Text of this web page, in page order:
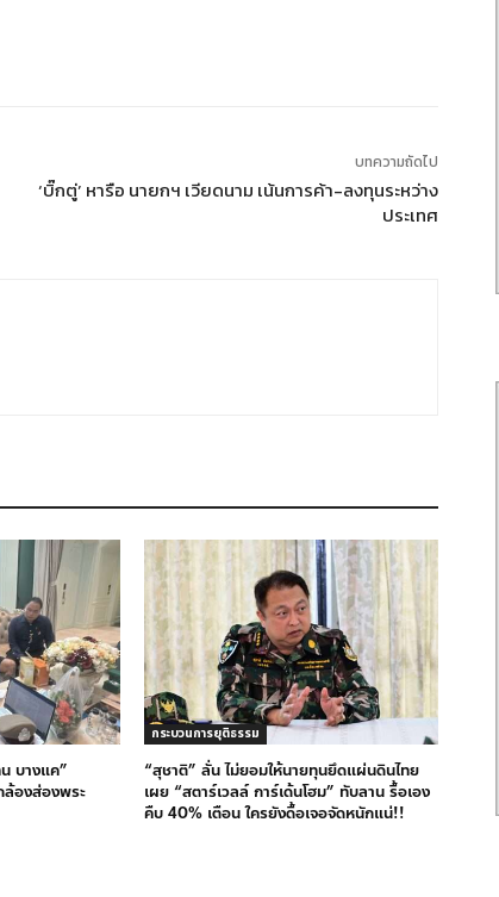
บทความถัดไป
‘บิ๊กตู่’ หารือ นายกฯ เวียดนาม เน้นการค้า-ลงทุนระหว่าง
ประเทศ
บางแค”
ล้องส่องพระ
กระบวนการยุติธรรม
“สุชาติ” ลั่น ไม่ยอมให้นายทุนยึดแผ่นดินไทย
เผย “สตาร์เวลล์ การ์เด้นโฮม” ทับลาน รื้อเอง
คืบ 40% เตือน ใครยังดื้อเจอจัดหนักแน่!!